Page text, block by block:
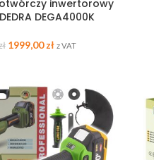
inwertorowy
DEGA4000K
1999,00zł z VAT